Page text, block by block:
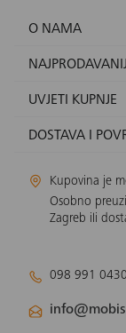
O NAMA
UVJETI KUPNJE
DOSTAVA I
Kupovina je
Osobno
Zagreb ili
098 991 0430